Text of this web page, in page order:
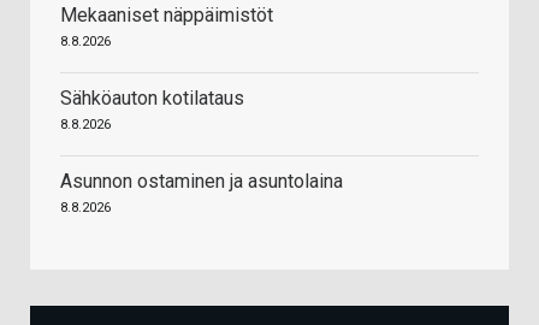
Mekaaniset näppäimistöt
8.8.2026
Sähköauton kotilataus
8.8.2026
Asunnon ostaminen ja asuntolaina
8.8.2026